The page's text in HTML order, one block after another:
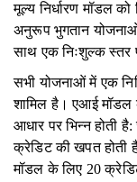
मूल्य निर्धारण मॉडल
अनुरूप भुगतान
साथ एक निःशुल्क स्तर
सभी योजनाओं में एक
शामिल है। एआई
आधार पर भिन्न होती
क्रेडिट की खपत होती
मॉडल के लिए 20